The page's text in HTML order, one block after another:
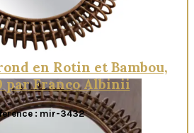
en Rotin et Bambou,
par Franco Albinii
: mir-3432